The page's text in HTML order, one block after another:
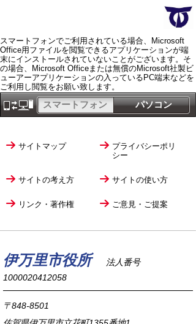
スマートフォンでご利用されている場合、Microsoft
Office用ファイルを閲覧できるアプリケーションが端
末にインストールされていないことがございます。そ
の場合、Microsoft Officeまたは無償のMicrosoft社製ビ
ューアーアプリケーションの入っているPC端末などを
ご利用し閲覧をお願い致します。
パソコン
スマートフォン
サイトマップ
プライバシーポリ
シー
サイトの考え方 サイトの使い方
リンク・著作権 ご意見・ご提案
伊万里市役所
法人番号
1000020412058
〒848-8501